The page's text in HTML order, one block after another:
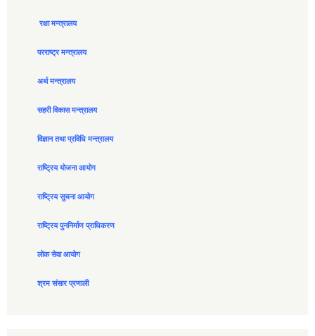
रक्षा मन्त्रालय
परराष्ट्र मन्त्रालय
अर्थ मन्त्रालय
सहरी विकास मन्त्रालय
विज्ञान तथा प्रविधि मन्त्रालय
राष्ट्रिय योजना आयोग
राष्ट्रिय सुचना आयोग
राष्ट्रिय पुननिर्माण प्राधिकरण
लोक सेवा आयोग
श्रम संसार प्रणाली